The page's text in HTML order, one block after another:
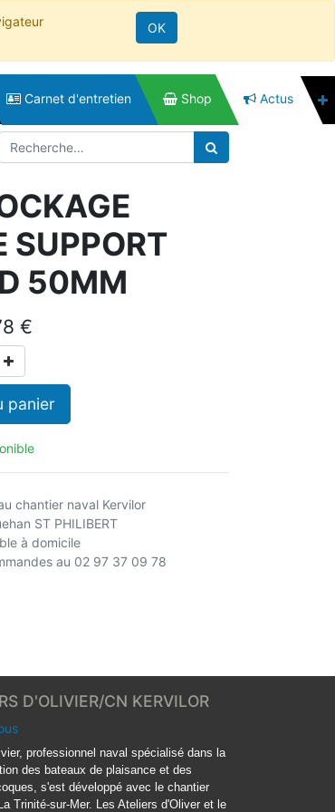
OK
Carnet d'entretien Shop Actus
SUPPORT
50MM
€
panier
chantier naval Kervilor
ST PHILIBERT
à domicile
au 02 97 37 09 78
D'OLIVIER/CN KERVILOR
professionnel naval spécialisé dans la
des bateaux de plaisance et des
s'est développé avec le chantier
Trinité-sur-Mer. Les Ateliers d'Oliver et le